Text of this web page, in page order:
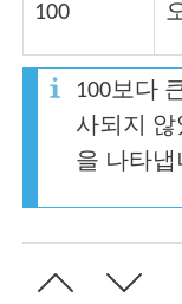
100
100보다
사되지
을 나타냅